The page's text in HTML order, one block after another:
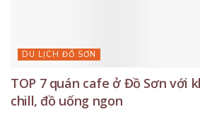
DU LỊCH ĐỒ SƠN
TOP 7 quán cafe ở Đồ Sơn với
chill, đồ uống ngon